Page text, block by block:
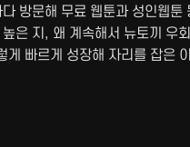
방문해 무료 웹툰과 성인웹툰
은 지, 왜 계속해서 뉴토끼 우
빠르게 성장해 자리를 잡은